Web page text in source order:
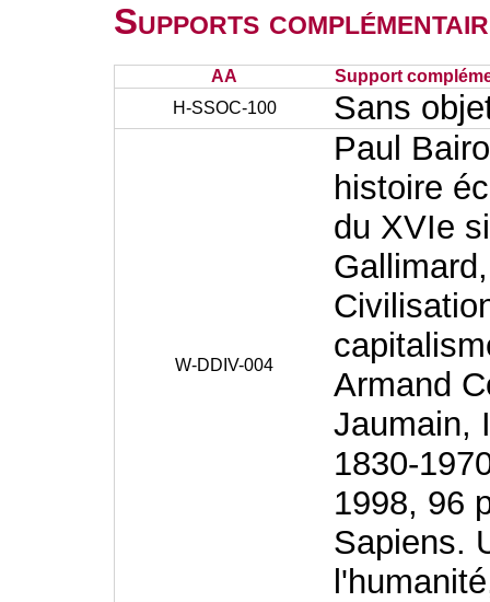
Supports
AA
Support
H-SSOC-100
Sans
W-DDIV-004
Paul
histoire
du XVIe
Armand
Jaumain,
1830-
1998, 96
Sapiens.